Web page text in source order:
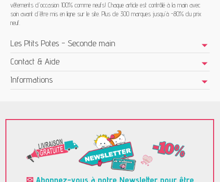
vêtements d'occasion 100% comme neufs! Chaque article est contrôlé à la main avec
soin avant d'être mis en ligne sur le site. Plus de 300 marques jusqu'à -80% du prix
neuf.
Les Ptits Potes - Seconde main
Contact & Aide
Informations